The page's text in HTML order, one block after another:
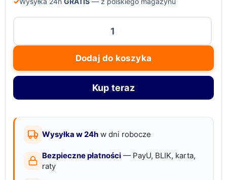
2
szt.
|
|
Duża
Dodaj do koszyka
Kup teraz
Wysyłka w 24h w dni robocze
Bezpieczne płatności — PayU, BLIK, karta,
raty